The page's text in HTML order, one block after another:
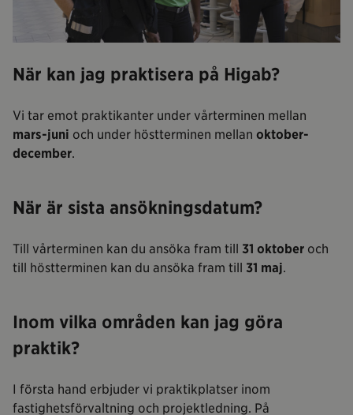
När kan jag praktisera på Higab?
Vi tar emot praktikanter under vårterminen mellan
mars-juni och under höstterminen mellan oktober-
december.
När är sista ansökningsdatum?
Till vårterminen kan du ansöka fram till 31 oktober och
till höstterminen kan du ansöka fram till 31 maj.
Inom vilka områden kan jag göra
praktik?
I första hand erbjuder vi praktikplatser inom
fastighetsförvaltning och projektledning. På